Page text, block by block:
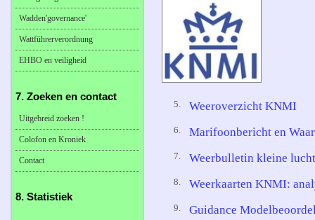
5. Weeroverzicht KNMI
6. Marifoonbericht en
7. Weerbulletin kleine
8. Weerkaarten KNMI:
9.
Guidance
Wadden'governance'
Wattführerverordnung
EHBO en veiligheid
7. Zoeken en contact
Uitgebreid zoeken !
Colofon en Kroniek
Contact
8. Statistiek